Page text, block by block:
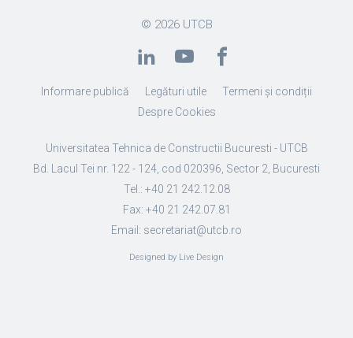
© 2026 UTCB
Informare publică Legături utile
Termeni și condiții
Despre Cookies
Universitatea Tehnica de Constructii Bucuresti - UTCB
Bd. Lacul Tei nr. 122 - 124, cod 020396, Sector 2, Bucuresti
Tel.: +40 21 242.12.08
Fax: +40 21 242.07.81
Email: secretariat@utcb.ro
Designed by Live Design